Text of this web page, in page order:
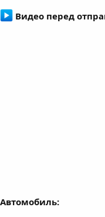
Видео перед
Автомобиль: